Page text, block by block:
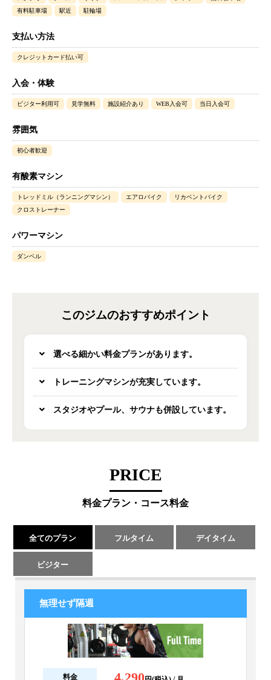
有料駐車場
駅近 駐輪場
支払い方法
クレジットカード払い可
入会・体験
ビジター利用可 見学無料 施設紹介あり WEB入会可 当日入会可
雰囲気
初心者歓迎
有酸素マシン
トレッドミル（ランニングマシン） エアロバイク
リカベントバイク
クロストレーナー
パワーマシン
ダンベル
このジムのおすすめポイント
選べる細かい料金プランがあります。
トレーニングマシンが充実しています。
スタジオやプール、サウナも併設しています。
PRICE
料金プラン・コース料金
全てのプラン フルタイム デイタイム
ビジター
無理せず隔週
料金